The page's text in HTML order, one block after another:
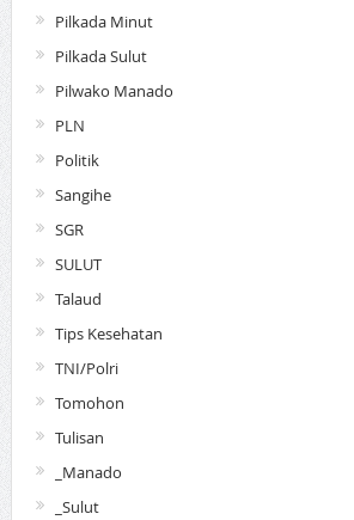
Pilkada Minut
Pilkada Sulut
Pilwako Manado
PLN
Politik
Sangihe
SGR
SULUT
Talaud
Tips Kesehatan
TNI/Polri
Tomohon
Tulisan
_Manado
_Sulut